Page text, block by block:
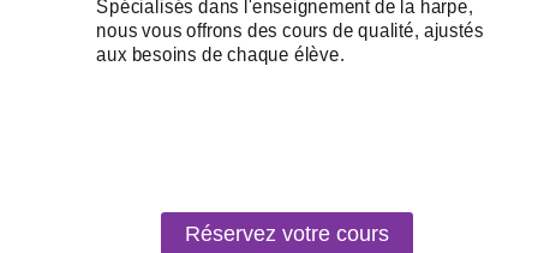
Réservez votre cours